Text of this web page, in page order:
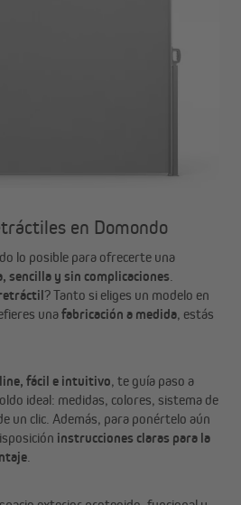
en Domondo
lo posible para ofrecerte una
sencilla y sin complicaciones
? Tanto si eliges un modelo en
unafabricación a medida, estás
fácil e intuitivo, te guía paso a
ideal: medidas, colores, sistema de
un clic. Además, para ponértelo aún
instrucciones claras para la